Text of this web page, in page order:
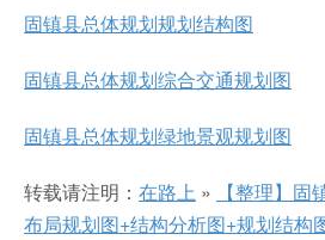
固镇县总体规划规划结构图
固镇县总体规划综合交通规划图
固镇县总体规划绿地景观规划图
转载请注明： 在路上 »
【整理】
布局规划图+结构分析图+规划结构